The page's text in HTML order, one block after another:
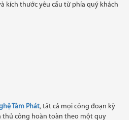
kích thước yêu cầu từ phía quý khách
Tâm Phát, tất cả mọi công đoạn kỹ
thủ công hoàn toàn theo một quy